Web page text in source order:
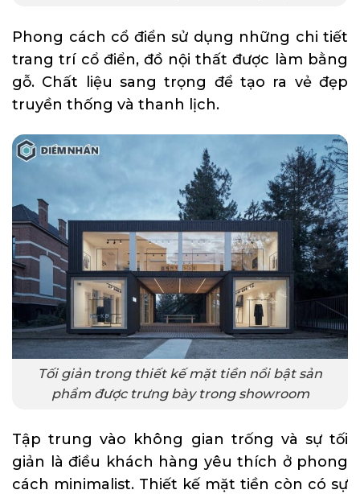
Phong cách cổ điển sử dụng những chi tiết
trang trí cổ điển, đồ nội thất được làm bằng
gỗ. Chất liệu sang trọng để tạo ra vẻ đẹp
truyền thống và thanh lịch.
Tối giản trong thiết kế mặt tiền nổi bật sản
phẩm được trưng bày trong showroom
Tập trung vào không gian trống và sự tối
giản là điều khách hàng yêu thích ở phong
cách minimalist. Thiết kế mặt tiền còn có sự